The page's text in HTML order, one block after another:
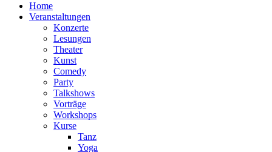
Home
Veranstaltungen
Konzerte
Lesungen
Theater
Kunst
Comedy
Party
Talkshows
Vorträge
Workshops
Kurse
Tanz
Yoga